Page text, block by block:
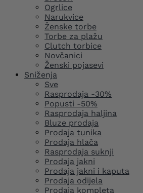
Ogrlice
Narukvice
Ženske torbe
Torbe za plažu
Clutch torbice
Novčanici
Ženski pojasevi
Sniženja
Sve
Rasprodaja -30%
Popusti -50%
Rasprodaja haljina
Bluze prodaja
Prodaja tunika
Prodaja hlača
Rasprodaja suknji
Prodaja jakni
Prodaja jakni i kaputa
Prodaja odijela
Prodaja kompleta